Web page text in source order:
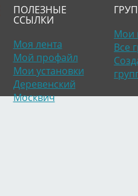
ПОЛЕЗНЫЕ
ССЫЛКИ
Моя лента
Мой профайл
Мои установки
Деревенский
Москвич
Мои
Все